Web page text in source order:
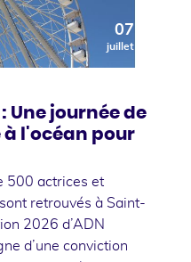
07
juillet
Une journée de
l'océan pour
500 actrices et
retrouvés à Saint-
2026 d’ADN
d’une conviction